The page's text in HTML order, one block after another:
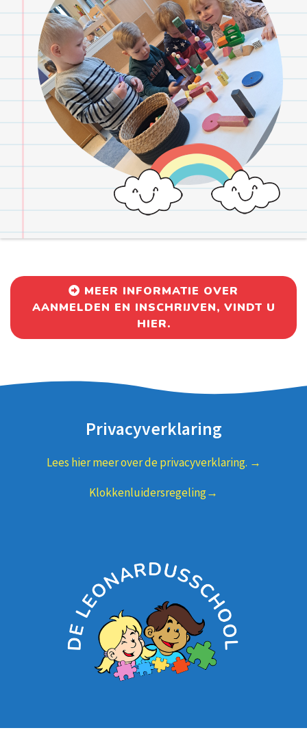
MEER INFORMATIE OVER
AANMELDEN EN INSCHRIJVEN, VINDT U
HIER.
Privacyverklaring
Lees hier meer over de privacyverklaring. →
Klokkenluidersregeling→